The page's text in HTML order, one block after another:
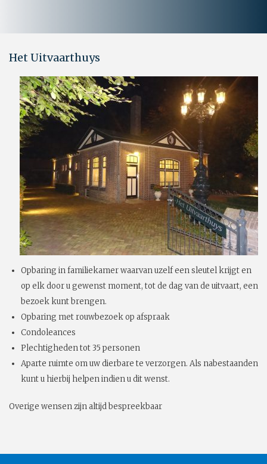
Het Uitvaarthuys
Opbaring in familiekamer waarvan uzelf een sleutel krijgt en
op elk door u gewenst moment, tot de dag van de uitvaart, een
bezoek kunt brengen.
Opbaring met rouwbezoek op afspraak
Condoleances
Plechtigheden tot 35 personen
Aparte ruimte om uw dierbare te verzorgen. Als nabestaanden
kunt u hierbij helpen indien u dit wenst.
Overige wensen zijn altijd bespreekbaar